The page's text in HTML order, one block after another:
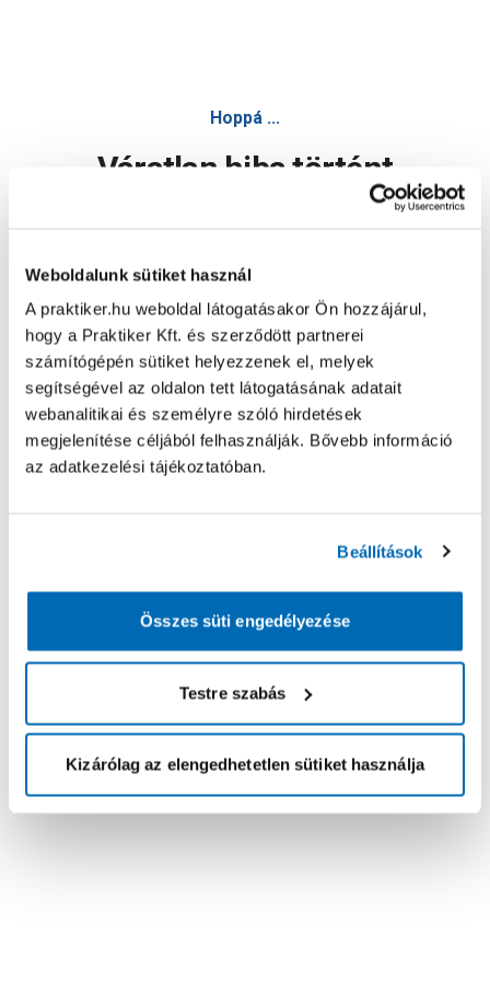
Weboldalunk sütiket használ
A praktiker.hu weboldal látogatásakor Ön hozzájárul,
hogy a Praktiker Kft. és szerződött partnerei
számítógépén sütiket helyezzenek el, melyek
segítségével az oldalon tett látogatásának adatait
webanalitikai és személyre szóló hirdetések
megjelenítése céljából felhasználják. Bővebb információ
az adatkezelési tájékoztatóban.
Beállítások
Összes süti engedélyezése
Testre szabás
Kizárólag az elengedhetetlen sütiket használja
Hoppá ...
Váratlan hiba történt
Oldal újratöltése